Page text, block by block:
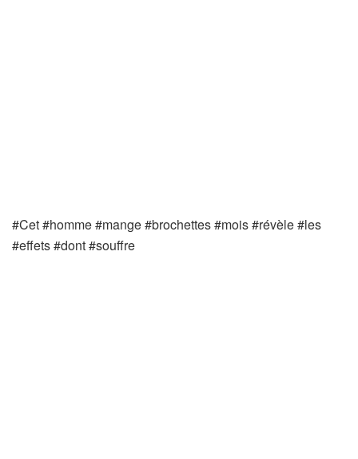
#Cet #homme #mange #brochettes #mois #révèle #les
#effets #dont #souffre